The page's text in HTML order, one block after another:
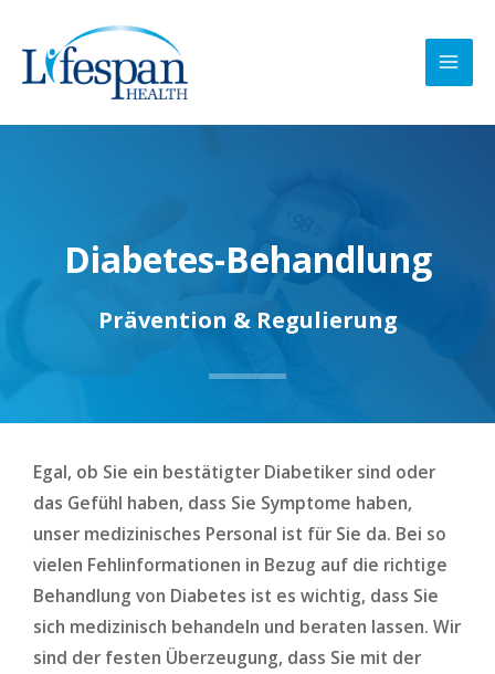
Inhalt
springen
Diabetes-Behandlung
Prävention & Regulierung
Egal, ob Sie ein bestätigter Diabetiker sind oder
das Gefühl haben, dass Sie Symptome haben,
unser medizinisches Personal ist für Sie da. Bei so
vielen Fehlinformationen in Bezug auf die richtige
Behandlung von Diabetes ist es wichtig, dass Sie
sich medizinisch behandeln und beraten lassen. Wir
sind der festen Überzeugung, dass Sie mit der